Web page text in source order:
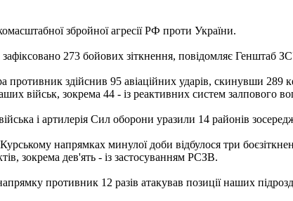
збройної агресії РФ проти України.
273 бойових зіткнення, повідомляє Генштаб
здійснив 95 авіаційних ударів, скинувши 289
військ, зокрема 44 - із реактивних систем залпового
і артилерія Сил оборони уразили 14 районів
напрямках минулої доби відбулося три
зокрема дев'ять - із застосуванням РСЗВ.
противник 12 разів атакував позиції наших